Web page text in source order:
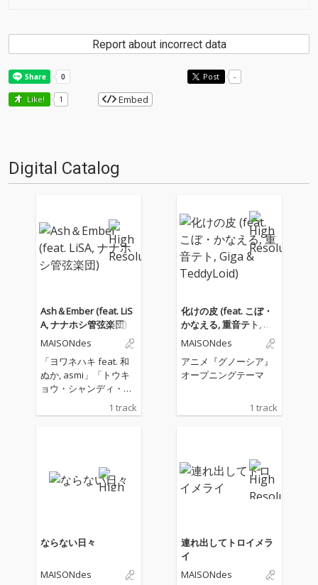
Report about incorrect data
Post -
Like! 1 Embed
Digital Catalog
Ash＆Ember (feat. LiS
A, ナナホシ管弦楽団)
MAISONdes
「ヨワネハキ feat. 和
ぬか, asmi」「トウキ
ョウ・シャンディ・ラ
ンデヴ feat. 花譜, ツミ
キ」など、SNSを中心
回を突破している、ど
こかに存在する架空の
を迎えるアーティス
ト・LiSAが新たに“入
mber feat. LiSA, ナナホ
1 track
化けの皮 (feat. こぼ・
かなえる, 重音テト, Gig
a & TeddyLoid)
MAISONdes
アニメ『グノーシア』
オープニングテーマ
1 track
ならない日々
MAISONdes
連れ出してトロイメラ
イ
MAISONdes